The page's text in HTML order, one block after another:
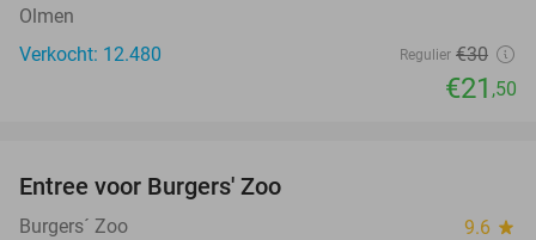
Olmen
Verkocht: 12.480
Regulier €30
€21 ,50
Entree voor Burgers' Zoo
Burgers´ Zoo 9.6 star